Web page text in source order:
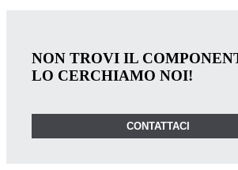
NON TROVI IL
LO CERCHIAMO NOI!
CONTATTACI